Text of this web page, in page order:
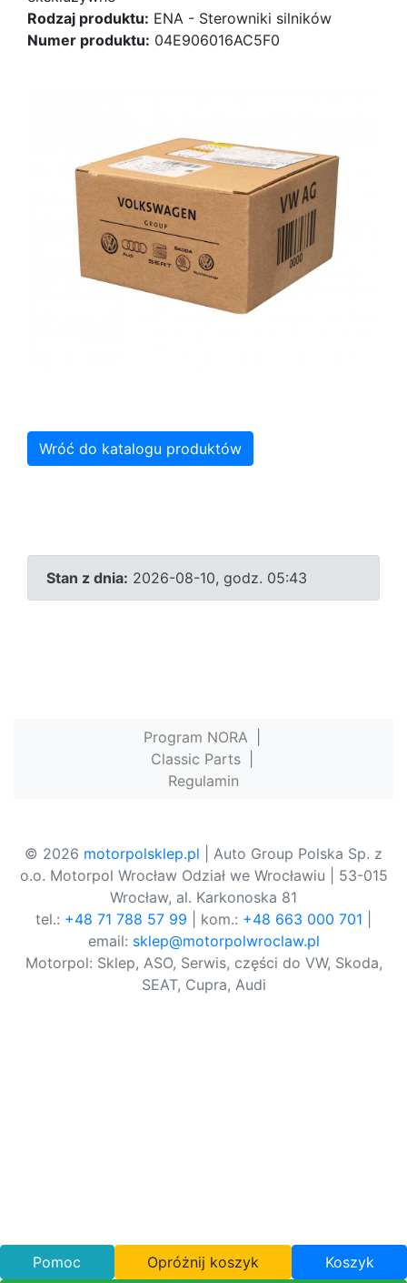
Rodzaj produktu: ENA - Sterowniki silników
Numer produktu: 04E906016AC5F0
Wróć do katalogu produktów
Stan z dnia: 2026-08-10, godz. 05:43
Program NORA
Classic Parts
Regulamin
© 2026 motorpolsklep.pl | Auto Group Polska Sp. z
o.o. Motorpol Wrocław Odział we Wrocławiu | 53-015
Wrocław, al. Karkonoska 81
tel.: +48 71 788 57 99 | kom.: +48 663 000 701
email: sklep@motorpolwroclaw.pl
Motorpol: Sklep, ASO, Serwis, części do VW, Skoda,
SEAT, Cupra, Audi
Pomoc Opróżnij koszyk Koszyk